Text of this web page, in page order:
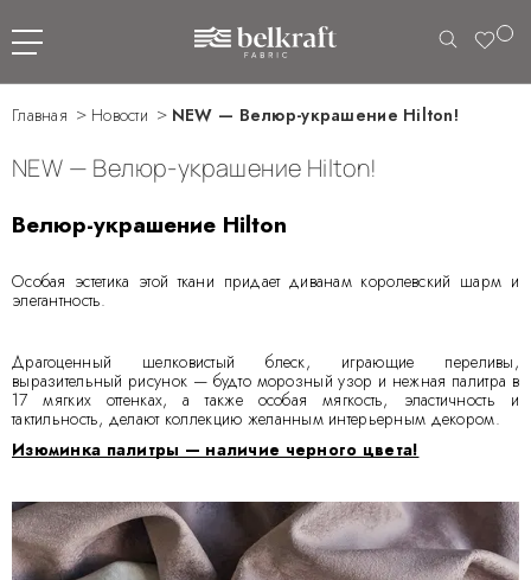
Главная Новости NEW — Велюр-украшение Hilton!
NEW — Велюр-украшение Hilton!
Велюр-украшение Hilton
Особая эстетика этой ткани придает диванам королевский шарм и
элегантность.
Драгоценный шелковистый блеск, играющие переливы,
выразительный рисунок — будто морозный узор и нежная палитра в
17 мягких оттенках, а также особая мягкость, эластичность и
тактильность, делают коллекцию желанным интерьерным декором.
Изюминка палитры — наличие черного цвета!